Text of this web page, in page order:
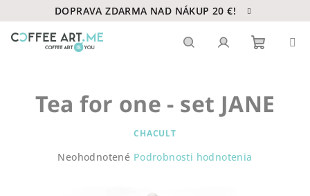
na
obsah
DOPRAVA ZDARMA NAD NÁKUP 20 €!
košík
Tea for one - set JANE
CHACULT
Priemerné
Neohodnotené Podrobnosti hodnotenia